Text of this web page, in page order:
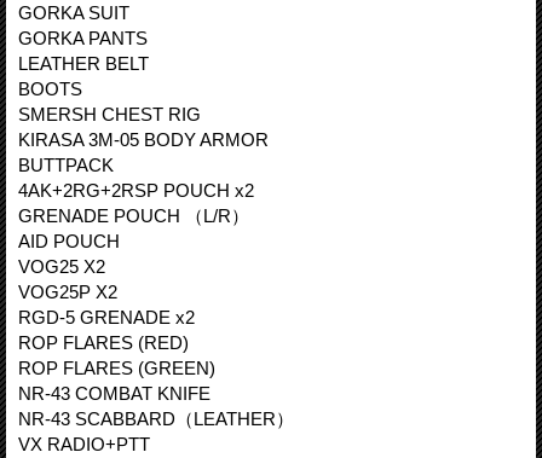
GORKA SUIT
GORKA PANTS
LEATHER BELT
BOOTS
SMERSH CHEST RIG
KIRASA 3M-05 BODY ARMOR
BUTTPACK
4AK+2RG+2RSP POUCH x2
GRENADE POUCH （L/R）
AID POUCH
VOG25 X2
VOG25P X2
RGD-5 GRENADE x2
ROP FLARES (RED)
ROP FLARES (GREEN)
NR-43 COMBAT KNIFE
NR-43 SCABBARD（LEATHER）
VX RADIO+PTT